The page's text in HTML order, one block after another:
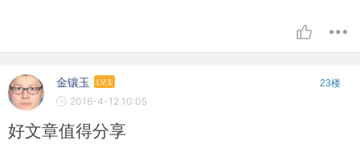
金镶玉 LV.1 23楼
2016-4-12 10:05
好文章值得分享